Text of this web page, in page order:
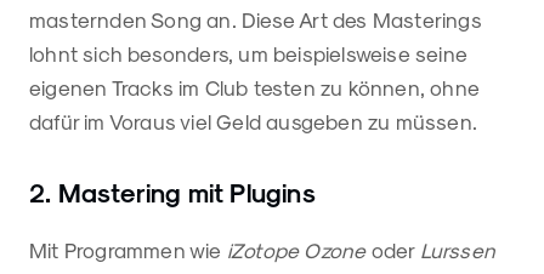
masternden Song an. Diese Art des Masterings
lohnt sich besonders, um beispielsweise seine
eigenen Tracks im Club testen zu können, ohne
dafür im Voraus viel Geld ausgeben zu müssen.
2. Mastering mit Plugins
Mit Programmen wie iZotope Ozoneoder Lurssen